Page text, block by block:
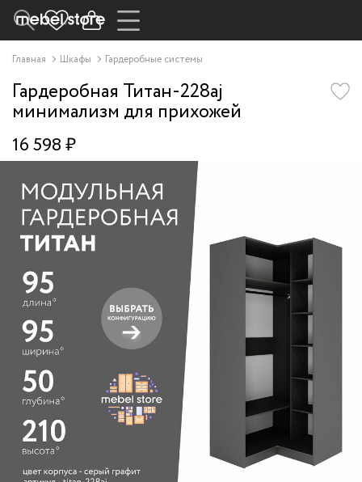
Главная Шкафы Гардеробные системы
Гардеробная Титан-228aj
минимализм для прихожей
16 598 ₽